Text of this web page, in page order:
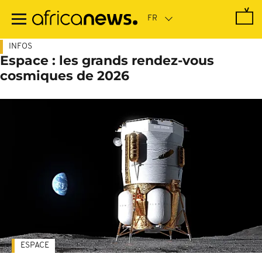
contenu
INFOS
Espace : les grands rendez-vous
cosmiques de 2026
ESPACE